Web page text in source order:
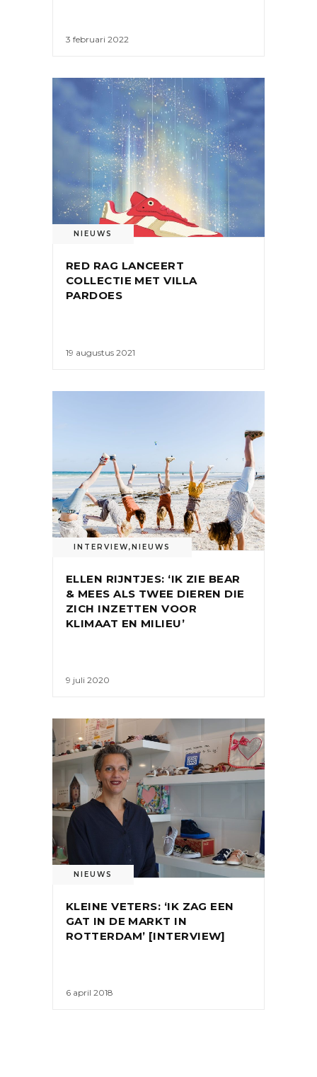
3 februari 2022
NIEUWS
RED RAG LANCEERT
COLLECTIE MET VILLA
PARDOES
19 augustus 2021
INTERVIEW,NIEUWS
ELLEN RIJNTJES: ‘IK ZIE BEAR
& MEES ALS TWEE DIEREN DIE
ZICH INZETTEN VOOR
KLIMAAT EN MILIEU’
9 juli 2020
NIEUWS
KLEINE VETERS: ‘IK ZAG EEN
GAT IN DE MARKT IN
ROTTERDAM’ [INTERVIEW]
6 april 2018